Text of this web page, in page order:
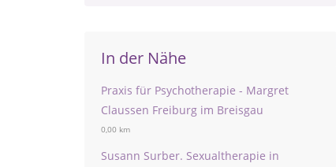
In der Nähe
Praxis für Psychotherapie - Margret
Claussen Freiburg im Breisgau
0,00 km
Susann Surber. Sexualtherapie in